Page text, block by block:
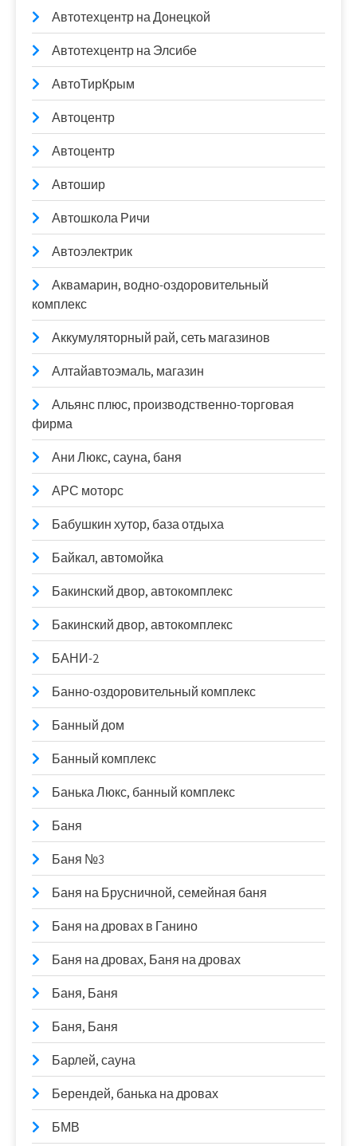
Автотехцентр на Донецкой
Автотехцентр на Элсибе
АвтоТирКрым
Автоцентр
Автоцентр
Автошир
Автошкола Ричи
Автоэлектрик
Аквамарин, водно-оздоровительный
комплекс
Аккумуляторный рай, сеть магазинов
Алтайавтоэмаль, магазин
Альянс плюс, производственно-торговая
фирма
Ани Люкс, сауна, баня
АРС моторс
Бабушкин хутор, база отдыха
Байкал, автомойка
Бакинский двор, автокомплекс
Бакинский двор, автокомплекс
БАНИ-2
Банно-оздоровительный комплекс
Банный дом
Банный комплекс
Банька Люкс, банный комплекс
Баня
Баня №3
Баня на Брусничной, семейная баня
Баня на дровах в Ганино
Баня на дровах, Баня на дровах
Баня, Баня
Баня, Баня
Барлей, сауна
Берендей, банька на дровах
БМВ